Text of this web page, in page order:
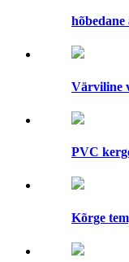
Värviline
PVC
Kõrge